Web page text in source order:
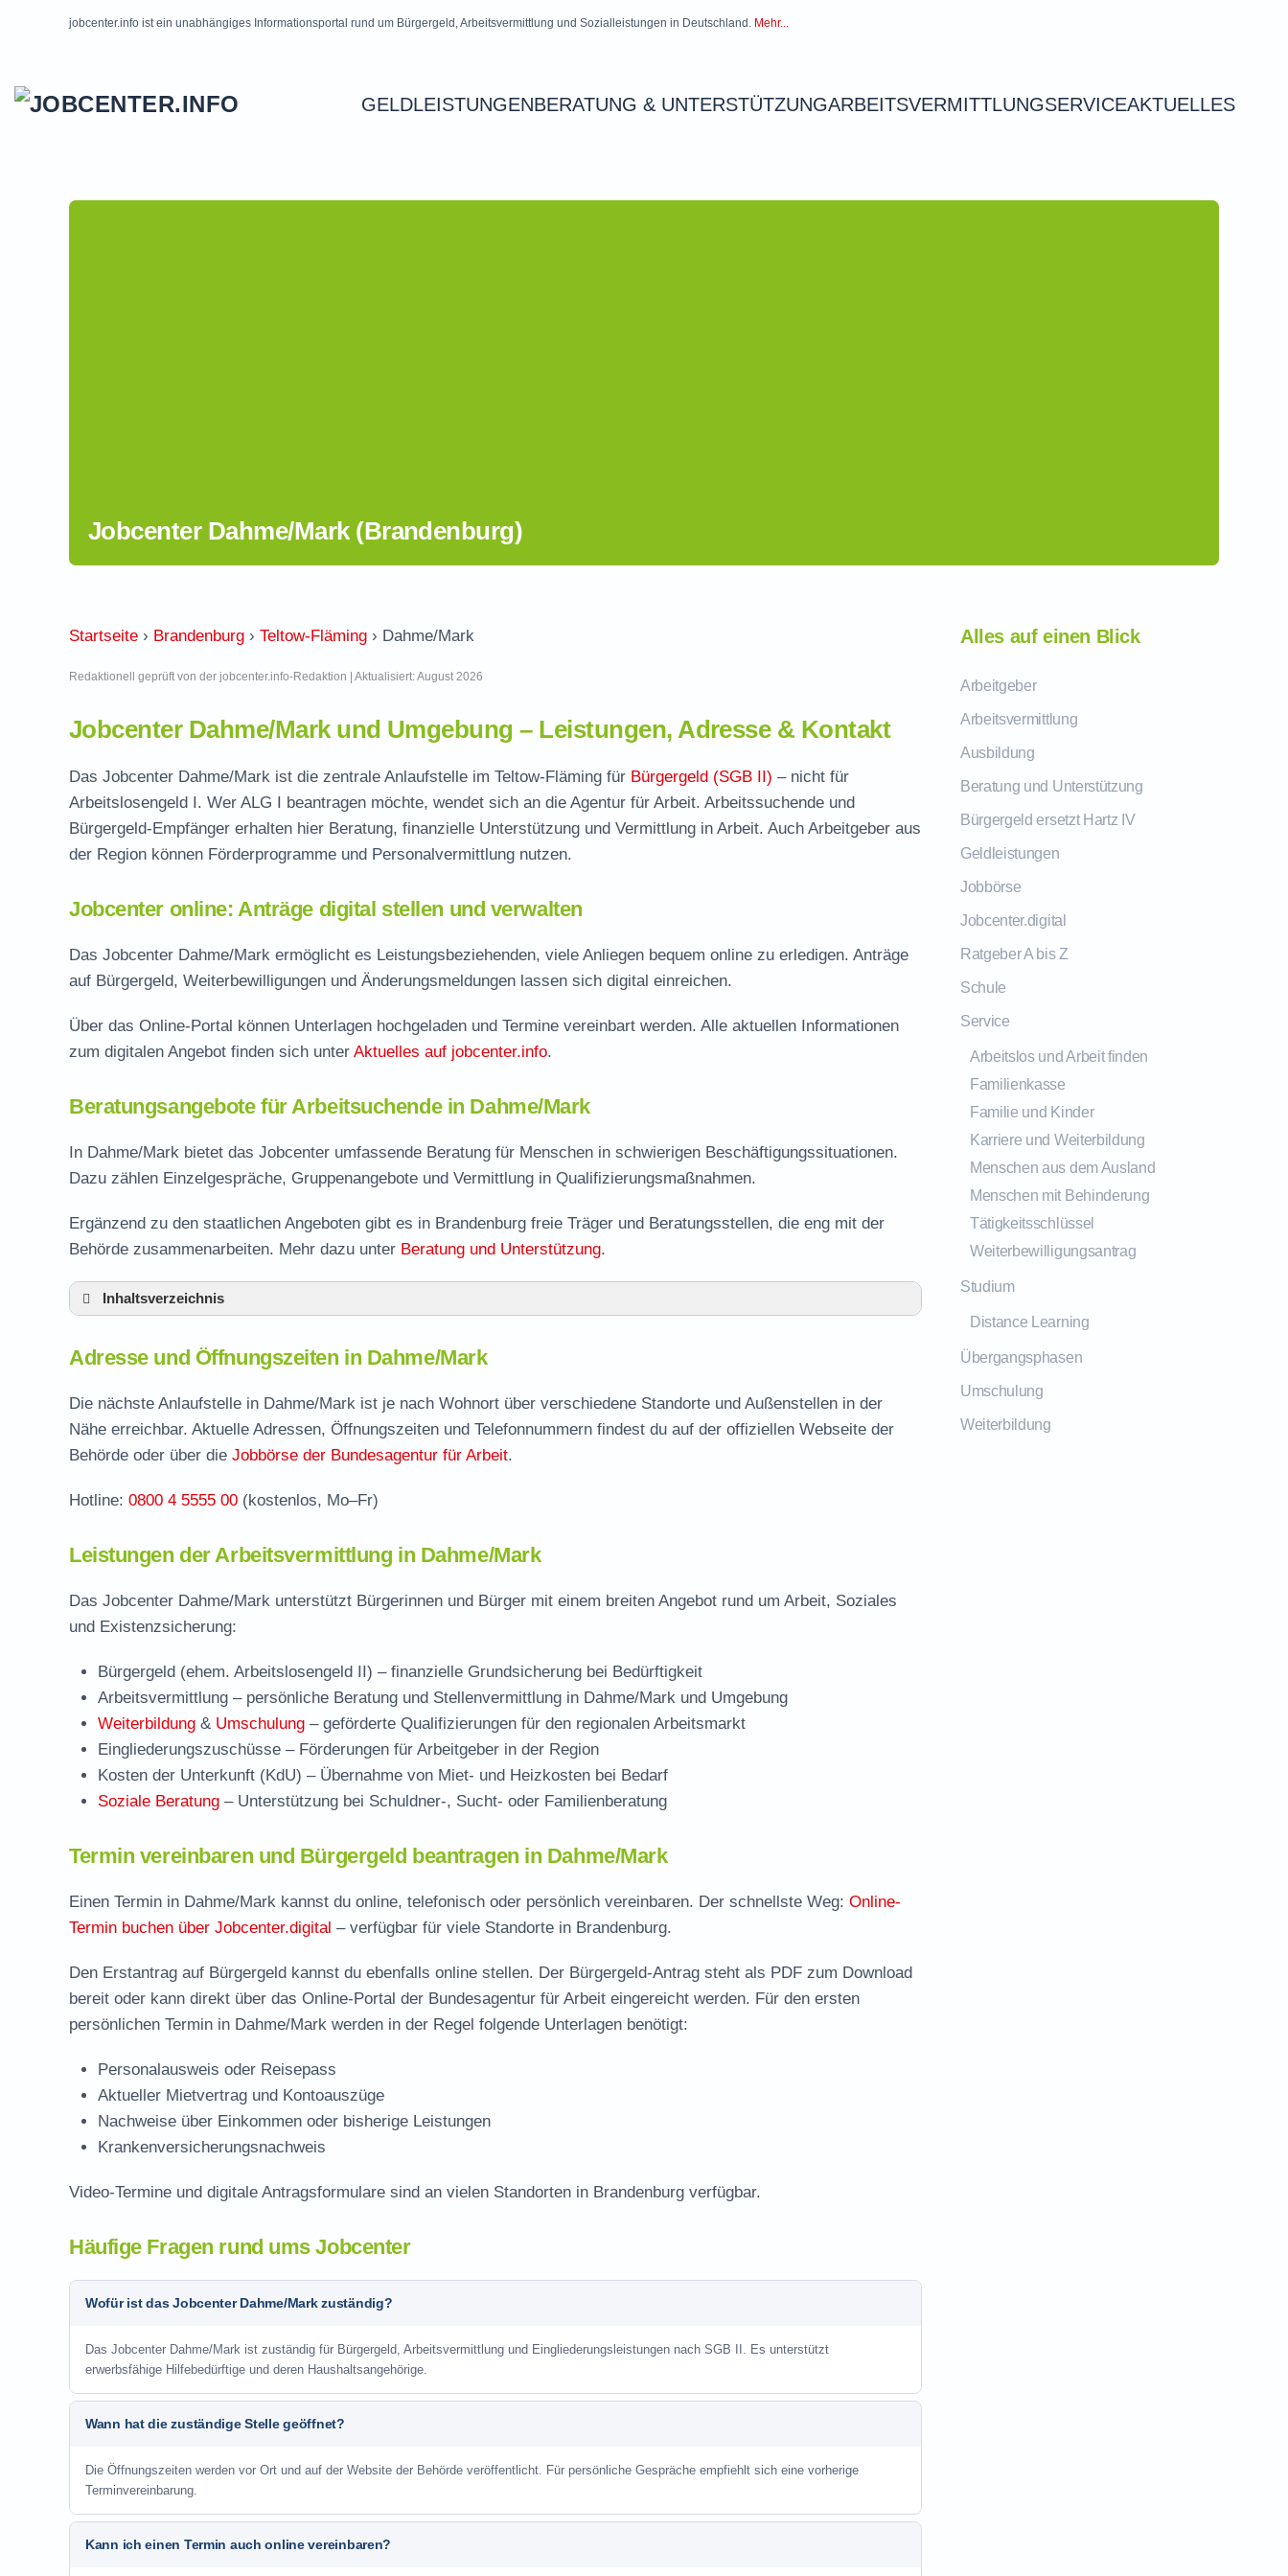
jobcenter.info ist ein unabhängiges Informationsportal rund um Bürgergeld, Arbeitsvermittlung und Sozialleistungen in Deutschland. Mehr...
GELDLEISTUNGENBERATUNG & UNTERSTÜTZUNGARBEITSVERMITTLUNGSERVICEAKTUELLES
Jobcenter Dahme/Mark (Brandenburg)
Startseite › Brandenburg › Teltow-Fläming › Dahme/Mark
Redaktionell geprüft von der jobcenter.info-Redaktion | Aktualisiert: August 2026
Jobcenter Dahme/Mark und Umgebung – Leistungen, Adresse & Kontakt
Das Jobcenter Dahme/Mark ist die zentrale Anlaufstelle im Teltow-Fläming für Bürgergeld (SGB II) – nicht für
Arbeitslosengeld I. Wer ALG I beantragen möchte, wendet sich an die Agentur für Arbeit. Arbeitssuchende und
Bürgergeld-Empfänger erhalten hier Beratung, finanzielle Unterstützung und Vermittlung in Arbeit. Auch Arbeitgeber aus
der Region können Förderprogramme und Personalvermittlung nutzen.
Jobcenter online: Anträge digital stellen und verwalten
Das Jobcenter Dahme/Mark ermöglicht es Leistungsbeziehenden, viele Anliegen bequem online zu erledigen. Anträge
auf Bürgergeld, Weiterbewilligungen und Änderungsmeldungen lassen sich digital einreichen.
Über das Online-Portal können Unterlagen hochgeladen und Termine vereinbart werden. Alle aktuellen Informationen
zum digitalen Angebot finden sich unter Aktuelles auf jobcenter.info.
Beratungsangebote für Arbeitsuchende in Dahme/Mark
In Dahme/Mark bietet das Jobcenter umfassende Beratung für Menschen in schwierigen Beschäftigungssituationen.
Dazu zählen Einzelgespräche, Gruppenangebote und Vermittlung in Qualifizierungsmaßnahmen.
Ergänzend zu den staatlichen Angeboten gibt es in Brandenburg freie Träger und Beratungsstellen, die eng mit der
Behörde zusammenarbeiten. Mehr dazu unter Beratung und Unterstützung.
Inhaltsverzeichnis
Leistungen der Arbeitsvermittlung in Dahme/Mark
Termin vereinbaren und Bürgergeld beantragen
Jobcenter Teltow-Fläming – zuständige Stelle
Stellenangebote und Jobbörse in Dahme/Mark
Häufige Fragen rund ums Jobcenter
Adresse und Öffnungszeiten in Dahme/Mark
Die nächste Anlaufstelle in Dahme/Mark ist je nach Wohnort über verschiedene Standorte und Außenstellen in der
Nähe erreichbar. Aktuelle Adressen, Öffnungszeiten und Telefonnummern findest du auf der offiziellen Webseite der
Behörde oder über die Jobbörse der Bundesagentur für Arbeit.
Hotline: 0800 4 5555 00 (kostenlos, Mo–Fr)
Leistungen der Arbeitsvermittlung in Dahme/Mark
Das Jobcenter Dahme/Mark unterstützt Bürgerinnen und Bürger mit einem breiten Angebot rund um Arbeit, Soziales
und Existenzsicherung:
Bürgergeld (ehem. Arbeitslosengeld II) – finanzielle Grundsicherung bei Bedürftigkeit
Arbeitsvermittlung – persönliche Beratung und Stellenvermittlung in Dahme/Mark und Umgebung
Weiterbildung & Umschulung – geförderte Qualifizierungen für den regionalen Arbeitsmarkt
Eingliederungszuschüsse – Förderungen für Arbeitgeber in der Region
Kosten der Unterkunft (KdU) – Übernahme von Miet- und Heizkosten bei Bedarf
Soziale Beratung – Unterstützung bei Schuldner-, Sucht- oder Familienberatung
Termin vereinbaren und Bürgergeld beantragen in Dahme/Mark
Einen Termin in Dahme/Mark kannst du online, telefonisch oder persönlich vereinbaren. Der schnellste Weg: Online-
Termin buchen über Jobcenter.digital – verfügbar für viele Standorte in Brandenburg.
Den Erstantrag auf Bürgergeld kannst du ebenfalls online stellen. Der Bürgergeld-Antrag steht als PDF zum Download
bereit oder kann direkt über das Online-Portal der Bundesagentur für Arbeit eingereicht werden. Für den ersten
persönlichen Termin in Dahme/Mark werden in der Regel folgende Unterlagen benötigt:
Personalausweis oder Reisepass
Aktueller Mietvertrag und Kontoauszüge
Nachweise über Einkommen oder bisherige Leistungen
Krankenversicherungsnachweis
Video-Termine und digitale Antragsformulare sind an vielen Standorten in Brandenburg verfügbar.
Häufige Fragen rund ums Jobcenter
Wofür ist das Jobcenter Dahme/Mark zuständig?
Das Jobcenter Dahme/Mark ist zuständig für Bürgergeld, Arbeitsvermittlung und Eingliederungsleistungen nach SGB II. Es unterstützt
erwerbsfähige Hilfebedürftige und deren Haushaltsangehörige.
Wann hat die zuständige Stelle geöffnet?
Die Öffnungszeiten werden vor Ort und auf der Website der Behörde veröffentlicht. Für persönliche Gespräche empfiehlt sich eine vorherige
Terminvereinbarung.
Kann ich einen Termin auch online vereinbaren?
Alles auf einen Blick
Arbeitgeber
Arbeitsvermittlung
Ausbildung
Beratung und Unterstützung
Bürgergeld ersetzt Hartz IV
Geldleistungen
Jobbörse
Jobcenter.digital
Ratgeber A bis Z
Schule
Service
Arbeitslos und Arbeit finden
Familienkasse
Familie und Kinder
Karriere und Weiterbildung
Menschen aus dem Ausland
Menschen mit Behinderung
Tätigkeitsschlüssel
Weiterbewilligungsantrag
Studium
Distance Learning
Übergangsphasen
Umschulung
Weiterbildung